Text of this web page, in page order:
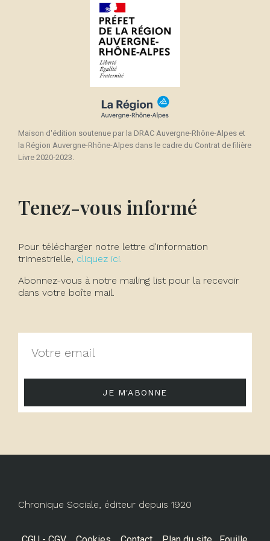
Maison d'édition soutenue par la DRAC Auvergne-Rhône-Alpes et
la Région Auvergne-Rhône-Alpes dans le cadre du Contrat de filière
Livre 2020-2023.
Tenez-vous informé
Pour télécharger notre lettre d'information
trimestrielle, cliquez ici.
Abonnez-vous à notre mailing list pour la recevoir
dans votre boîte mail.
JE M'ABONNE
Chronique Sociale, éditeur depuis 1920